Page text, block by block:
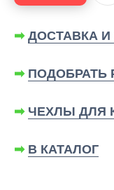
➡ ДОСТАВКА И
➡ ПОДОБРАТЬ
➡ ЧЕХЛЫ ДЛЯ
➡ В КАТАЛОГ